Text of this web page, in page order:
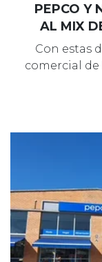
PEPCO Y
AL MIX
Con estas
comercial de